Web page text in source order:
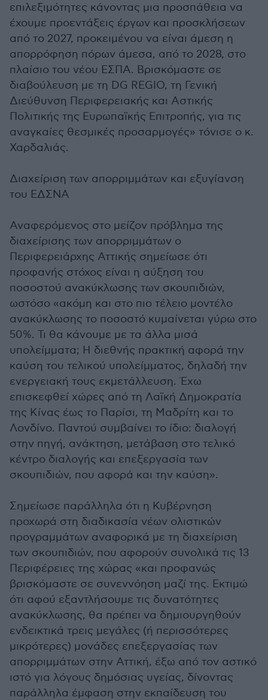
επιλεξιμότητες κάνοντας μια προσπάθεια να
έχουμε προεντάξεις έργων και προσκλήσεων
από το 2027, προκειμένου να είναι άμεση η
απορρόφηση πόρων άμεσα, από το 2028, στο
πλαίσιο του νέου ΕΣΠΑ. Βρισκόμαστε σε
διαβούλευση με τη DG REGIO, τη Γενική
Διεύθυνση Περιφερειακής και Αστικής
Πολιτικής της Ευρωπαϊκής Επιτροπής, για τις
αναγκαίες θεσμικές προσαρμογές» τόνισε ο κ.
Χαρδαλιάς.
Διαχείριση των απορριμμάτων και εξυγίανση
του ΕΔΣΝΑ
Αναφερόμενος στο μείζον πρόβλημα της
διαχείρισης των απορριμμάτων ο
Περιφερειάρχης Αττικής σημείωσε ότι
προφανής στόχος είναι η αύξηση του
ποσοστού ανακύκλωσης των σκουπιδιών,
ωστόσο «ακόμη και στο πιο τέλειο μοντέλο
ανακύκλωσης το ποσοστό κυμαίνεται γύρω στο
50%. Τι θα κάνουμε με τα άλλα μισά
υπολείμματα; Η διεθνής πρακτική αφορά την
καύση του τελικού υπολείμματος, δηλαδή την
ενεργειακή τους εκμετάλλευση. Έχω
επισκεφθεί χώρες από τη Λαϊκή Δημοκρατία
της Κίνας έως το Παρίσι, τη Μαδρίτη και το
Λονδίνο. Παντού συμβαίνει το ίδιο: διαλογή
στην πηγή, ανάκτηση, μετάβαση στο τελικό
κέντρο διαλογής και επεξεργασία των
σκουπιδιών, που αφορά και την καύση».
Σημείωσε παράλληλα ότι η Κυβέρνηση
προχωρά στη διαδικασία νέων ολιστικών
προγραμμάτων αναφορικά με τη διαχείριση
των σκουπιδιών, που αφορούν συνολικά τις 13
Περιφέρειες της χώρας «και προφανώς
βρισκόμαστε σε συνεννόηση μαζί της. Εκτιμώ
ότι αφού εξαντλήσουμε τις δυνατότητες
ανακύκλωσης, θα πρέπει να δημιουργηθούν
ενδεικτικά τρεις μεγάλες (ή περισσότερες
μικρότερες) μονάδες επεξεργασίας των
απορριμμάτων στην Αττική, έξω από τον αστικό
ιστό για λόγους δημόσιας υγείας, δίνοντας
παράλληλα έμφαση στην εκπαίδευση του